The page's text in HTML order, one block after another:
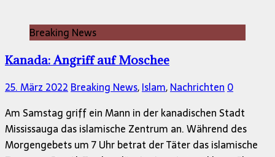
Breaking News
Kanada: Angriff auf Moschee
25. März 2022 Breaking News,Islam,Nachrichten 0
Am Samstag griff ein Mann in der kanadischen Stadt
Mississauga das islamische Zentrum an. Während des
Morgengebets um 7 Uhr betrat der Täter das islamische